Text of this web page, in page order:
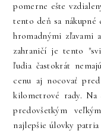
pomerne ešte
tento deň sa nákupné
hromadnými zľavami
zahraničí je tento
ľudia častokrát
cenu aj nocovať
kilometrové rady. Na
predovšetkým
najlepšie úlovky patria